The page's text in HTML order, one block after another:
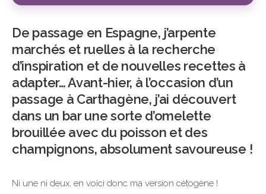
De passage en Espagne, j’arpente
marchés et ruelles à la recherche
d’inspiration et de nouvelles recettes à
adapter… Avant-hier, à l’occasion d’un
passage à Carthagène, j’ai découvert
dans un bar une sorte d’omelette
brouillée avec du poisson et des
champignons, absolument savoureuse !
Ni une ni deux, en voici donc ma version cétogène !